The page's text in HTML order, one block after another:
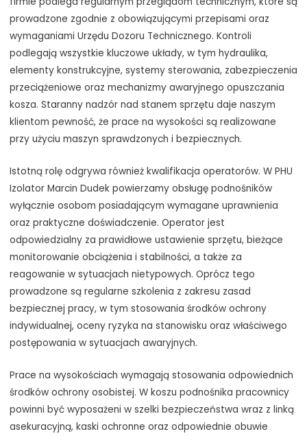
prowadzone zgodnie z obowiązującymi przepisami oraz
wymaganiami Urzędu Dozoru Technicznego. Kontroli
podlegają wszystkie kluczowe układy, w tym hydraulika,
elementy konstrukcyjne, systemy sterowania, zabezpieczenia
przeciążeniowe oraz mechanizmy awaryjnego opuszczania
kosza. Staranny nadzór nad stanem sprzętu daje naszym
klientom pewność, że prace na wysokości są realizowane
przy użyciu maszyn sprawdzonych i bezpiecznych.
Istotną rolę odgrywa również kwalifikacja operatorów. W PHU
Izolator Marcin Dudek powierzamy obsługę podnośników
wyłącznie osobom posiadającym wymagane uprawnienia
oraz praktyczne doświadczenie. Operator jest
odpowiedzialny za prawidłowe ustawienie sprzętu, bieżące
monitorowanie obciążenia i stabilności, a także za
reagowanie w sytuacjach nietypowych. Oprócz tego
prowadzone są regularne szkolenia z zakresu zasad
bezpiecznej pracy, w tym stosowania środków ochrony
indywidualnej, oceny ryzyka na stanowisku oraz właściwego
postępowania w sytuacjach awaryjnych.
Prace na wysokościach wymagają stosowania odpowiednich
środków ochrony osobistej. W koszu podnośnika pracownicy
powinni być wyposażeni w szelki bezpieczeństwa wraz z linką
asekuracyjną, kaski ochronne oraz odpowiednie obuwie